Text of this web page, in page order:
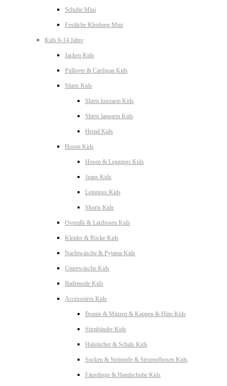
Schuhe Mini
Festliche Kleidung Mini
Kids 6-14 Jahre
Jacken Kids
Pullover & Cardigan Kids
Shirts Kids
Shirts kurzarm Kids
Shirts langarm Kids
Hemd Kids
Hosen Kids
Hosen & Leggings Kids
Jeans Kids
Leggings Kids
Shorts Kids
Overalls & Latzhosen Kids
Kleider & Röcke Kids
Nachtwäsche & Pyjama Kids
Unterwäsche Kids
Bademode Kids
Accessoires Kids
Beanie & Mützen & Kappen & Hüte Kids
Stirnbänder Kids
Halstücher & Schals Kids
Socken & Strümpfe & Strumpfhosen Kids
Fäustlinge & Handschuhe Kids